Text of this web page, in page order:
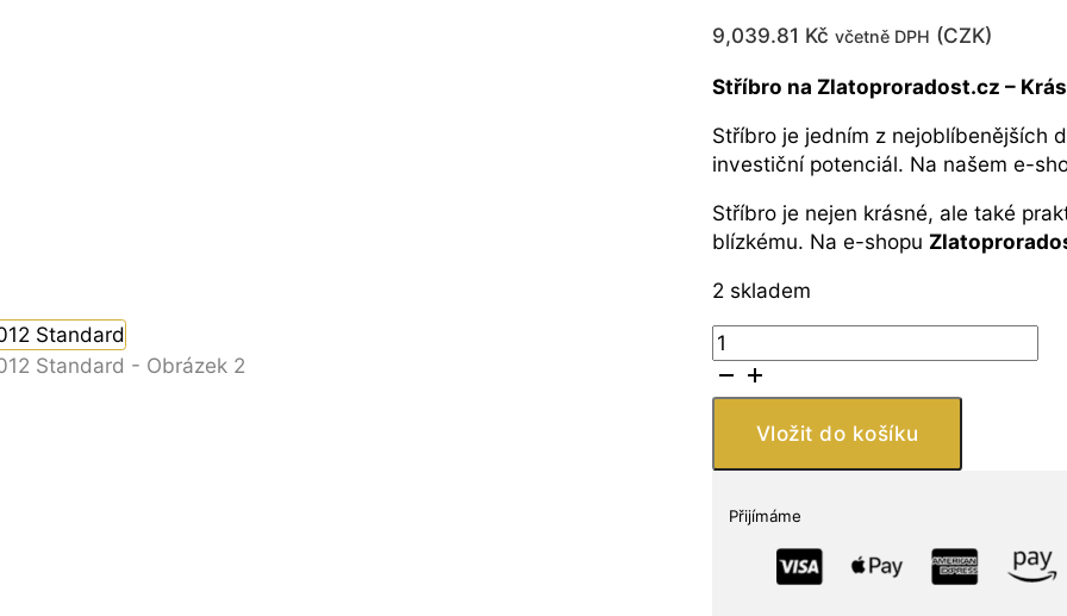
9,039.81 Kč včetně DPH (CZK)
Stříbro na Zlatoproradost.cz –
Stříbro je jedním z nejoblíbenějších
investiční potenciál. Na našem e-
Stříbro je nejen krásné, ale také
blízkému. Na e-shopu
2 skladem
Otevření
Obecního
domu
výročí
Standard
Vložit do košíku
Přijímáme